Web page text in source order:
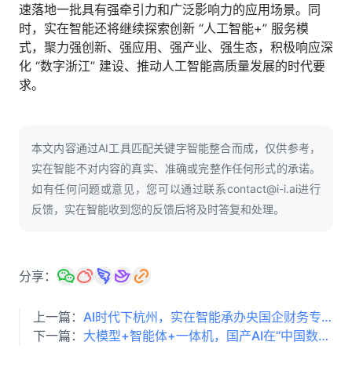
速落地一批具有强牵引力和广泛影响力的应用场景。同
时，实在智能还将继续探索创新 “人工智能+” 服务模
式，聚力强创新、强应用、强产业、强生态，积极响应深
化 “数字浙江” 建设、推动人工智能高质量发展的时代要
求。
本文内容通过AI工具匹配关键字智能整合而成，仅供参考，
实在智能不对内容的真实、准确或完整作任何形式的承诺。
如有任何问题或意见，您可以通过联系contact@i-i.ai进行
反馈，实在智能收到您的反馈后将及时答复和处理。
分享：
上一篇：
AI时代下杭州，实在智能承办央国企财务专家Agent数字员工培训班
下一篇：
大模型+智能体+一体机，国产AI在“中国数谷”爆发！